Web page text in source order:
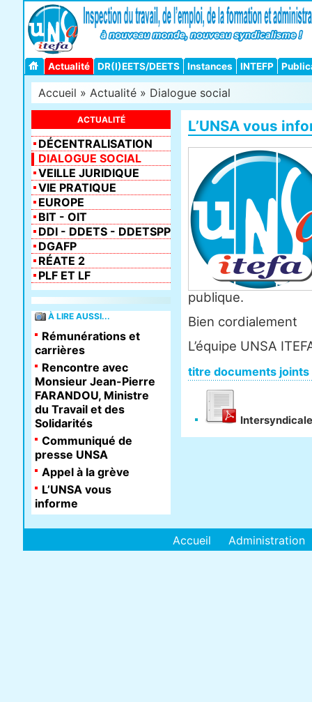
Actualité DR(I)EETS/DEETS Instances INTEFP
Accueil » Actualité » Dialogue social
L’UNSA vous
publique.
Bien cordialement
L’équipe UNSA
titre documents joints
ACTUALITÉ
DÉCENTRALISATION
DIALOGUE SOCIAL
VEILLE JURIDIQUE
VIE PRATIQUE
EUROPE
BIT - OIT
DDI - DDETS - DDETSPP
DGAFP
RÉATE 2
PLF ET LF
À LIRE AUSSI...
Rémunérations et
carrières
Rencontre avec
Monsieur Jean-Pierre
FARANDOU, Ministre
du Travail et des
Solidarités
Communiqué de
presse UNSA
Appel à la grève
L’UNSA vous
informe
Accueil Administration